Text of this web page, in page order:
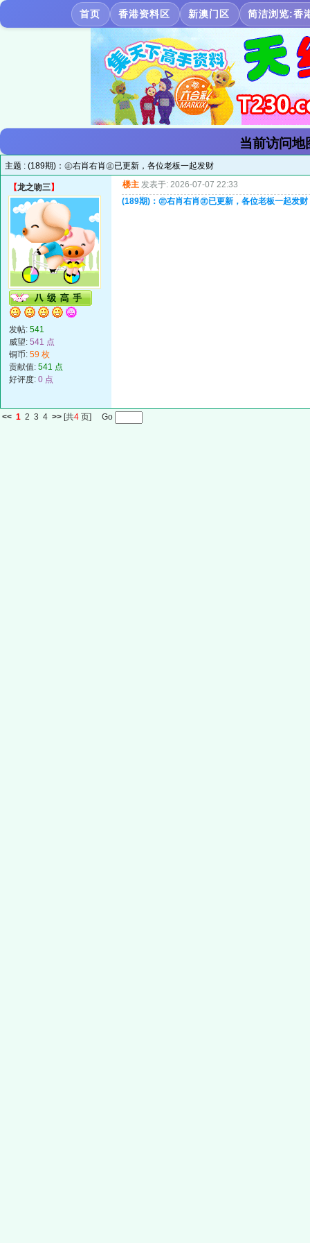
首页 香港资料区 新澳门区 简洁浏览:香
当前访问地
主题 : (189期)：㊣右肖右肖㊣已更新，各位老板一起发财
【龙之吻三】
发帖: 541
威望: 541 点
铜币: 59 枚
贡献值: 541 点
好评度: 0 点
楼主 发表于: 2026-07-07 22:33
(189期)：㊣右肖右肖㊣已更新，各位老板一起发财
<< 1 2 3 4 >> [共4 页] Go